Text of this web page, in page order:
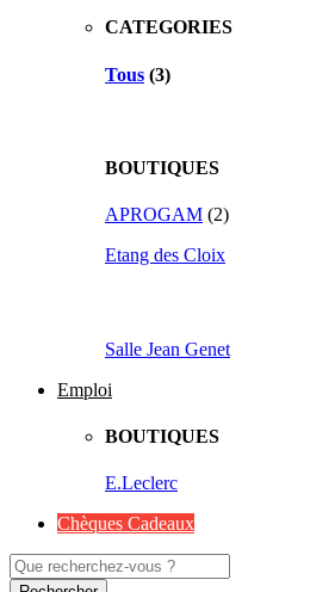
CATEGORIES
Tous (3)
BOUTIQUES
APROGAM (2)
Etang des Cloix
Salle Jean Genet
Emploi
BOUTIQUES
E.Leclerc
Chèques Cadeaux